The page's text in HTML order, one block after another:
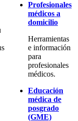
Profesionales
médicos a
domicilio
Herramientas
e información
para
profesionales
médicos.
Educación
médica de
posgrado
(GME)